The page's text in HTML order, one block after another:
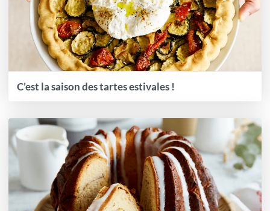
C’est la saison des tartes estivales !